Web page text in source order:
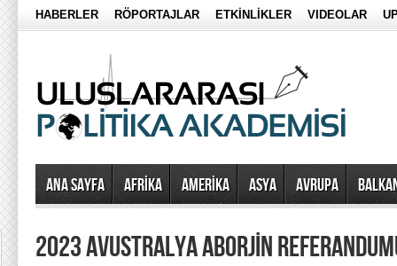
HABERLER RÖPORTAJLAR ETKİNLİKLER VIDEOLAR
Ana Sayfa AFRİKA AMERİKA ASYA AVRUPA
2023 AVUSTRALYA ABORJİN